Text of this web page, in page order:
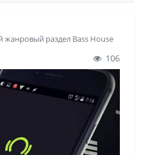
раздел Bass House
106